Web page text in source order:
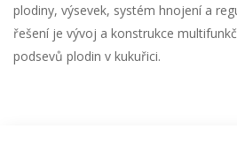
plodiny, výsevek, systém hnojení a
řešení je vývoj a konstrukce
podsevů plodin v kukuřici.